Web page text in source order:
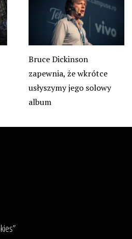
Bruce Dickinson
zapewnia, że wkrótce
usłyszymy jego solowy
album